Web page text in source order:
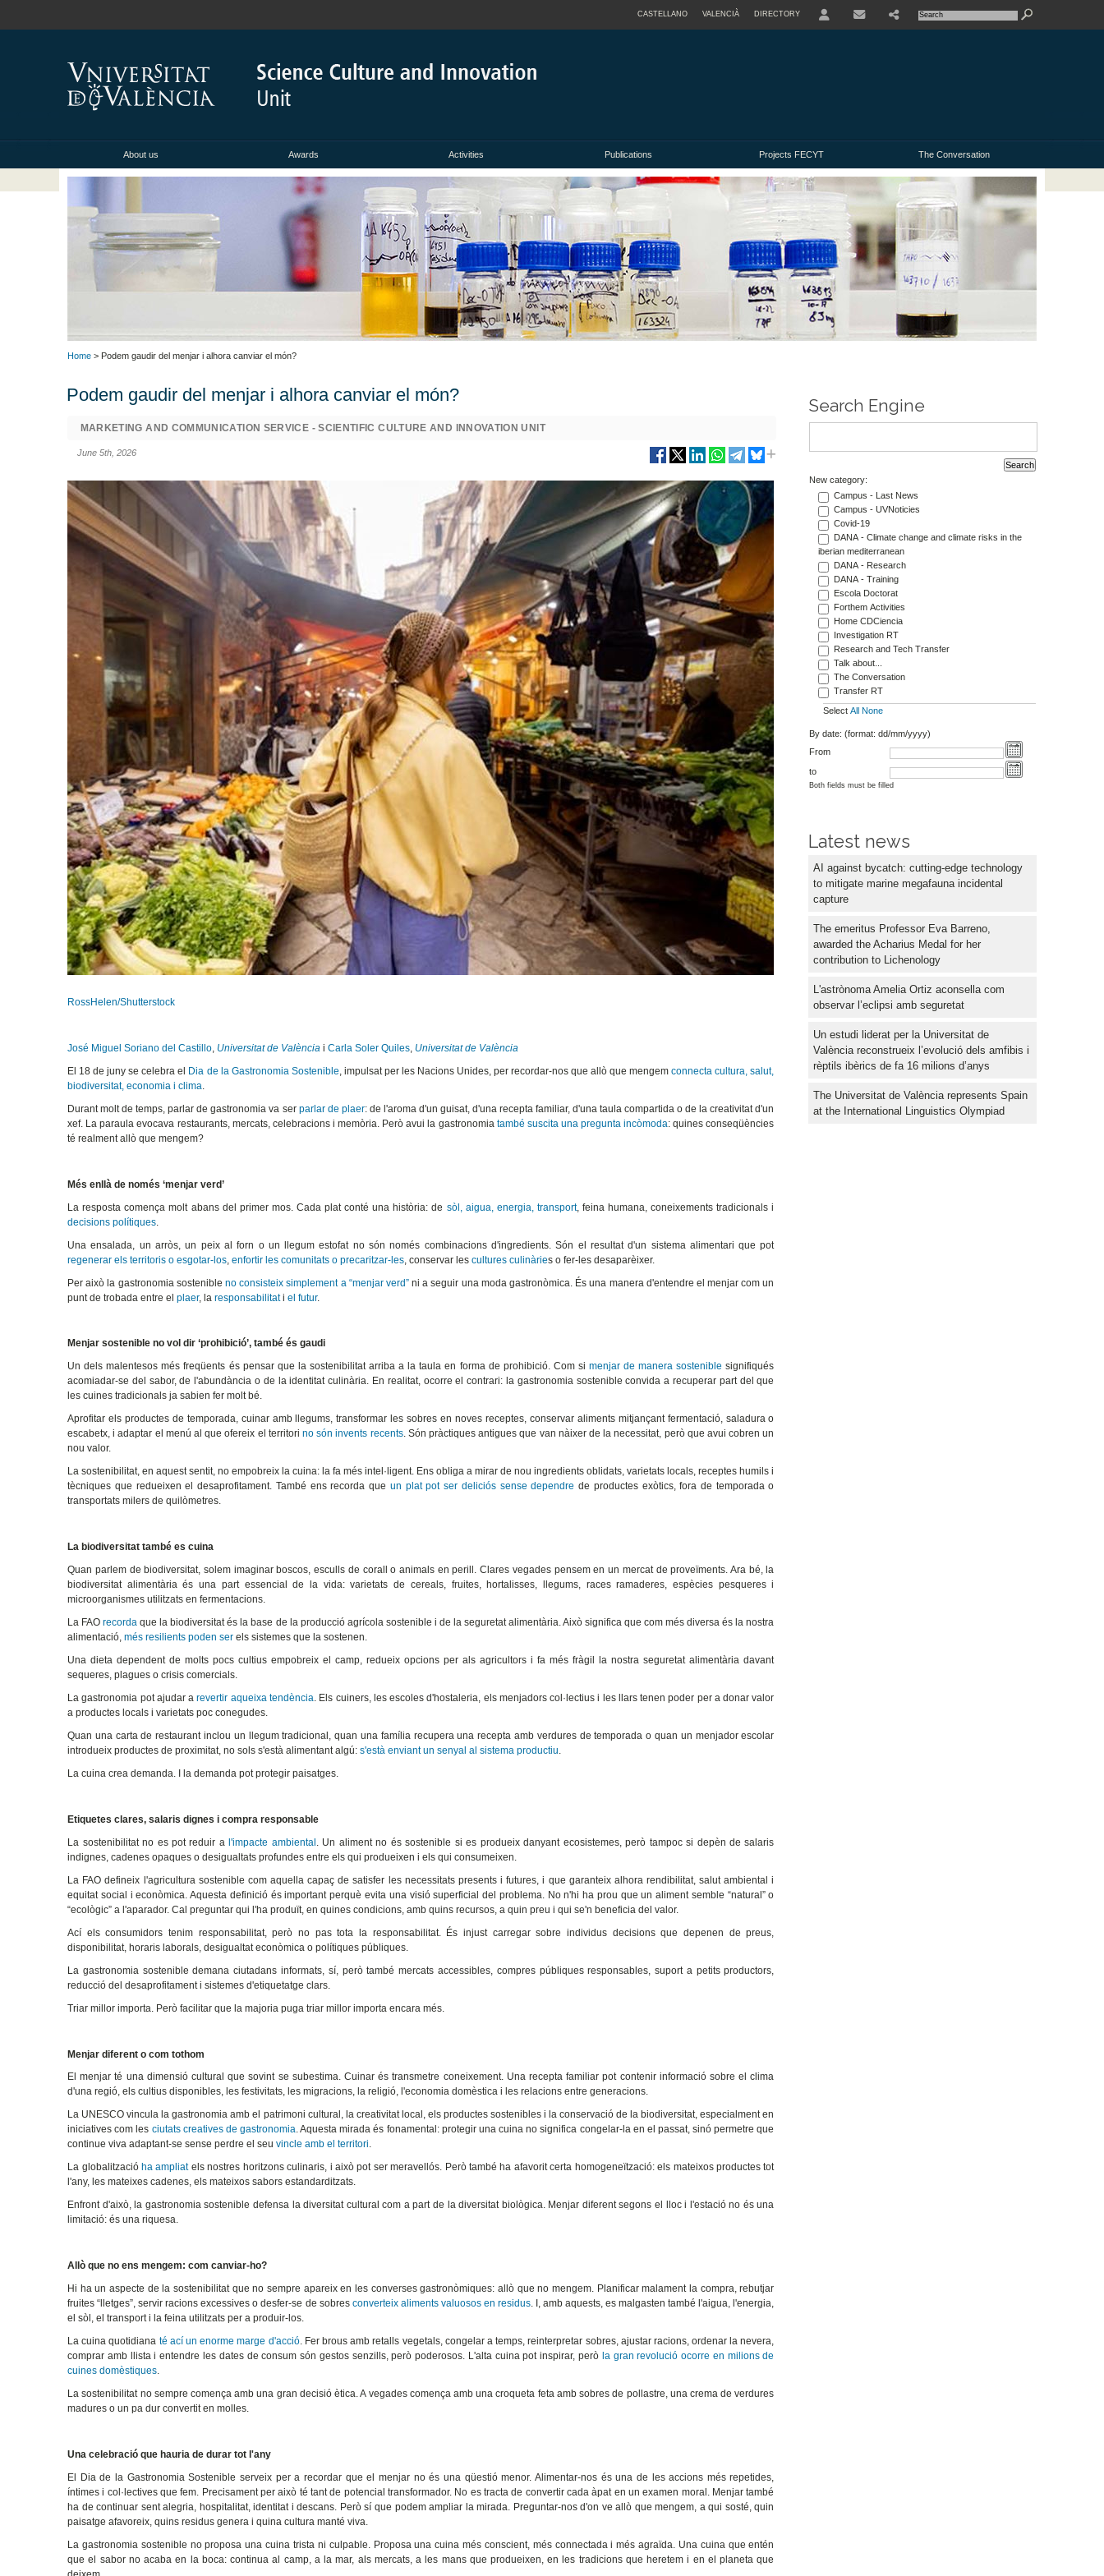
CASTELLANO VALENCIÀ DIRECTORY
About us Awards Activities Publications Projects FECYT The Conversation
Home > Podem gaudir del menjar i alhora canviar el món?
Podem gaudir del menjar i alhora canviar el món?
MARKETING AND COMMUNICATION SERVICE - SCIENTIFIC CULTURE AND INNOVATION UNIT
June 5th, 2026
RossHelen/Shutterstock
José Miguel Soriano del Castillo, Universitat de València iCarla Soler Quiles, Universitat de València
El 18 de juny se celebra el Dia de la Gastronomia Sostenible, impulsat per les Nacions Unides, per recordar-nos que allò que mengemconnecta cultura, salut,
biodiversitat, economia i clima.
Durant molt de temps, parlar de gastronomia va ser parlar de plaer: de l'aroma d'un guisat, d'una recepta familiar, d'una taula compartida o de la creativitat d'un
xef. La paraula evocava restaurants, mercats, celebracions i memòria. Però avui la gastronomia també suscita una pregunta incòmoda: quines conseqüències
té realment allò que mengem?
Més enllà de només ‘menjar verd’
La resposta comença molt abans del primer mos. Cada plat conté una història: de sòl, aigua, energia, transport, feina humana, coneixements tradicionals i
decisions polítiques
Una ensalada, un arròs, un peix al forn o un llegum estofat no són només combinacions d'ingredients. Són el resultat d'un sistema alimentari que pot
regenerar els territoris o esgotar-los ,enfortir les comunitats o precaritzar-les , conservar lescultures culinàries o fer-les desaparèixer.
Per això la gastronomia sostenible no consisteix simplement a “menjar verd”ni a seguir una moda gastronòmica. És una manera d'entendre el menjar com un
punt de trobada entre elplaer, laresponsabilitatiel futur.
Menjar sostenible no vol dir ‘prohibició’, també és gaudi
Un dels malentesos més freqüents és pensar que la sostenibilitat arriba a la taula en forma de prohibició. Com simenjar de manera sostenible signifiqués
acomiadar-se del sabor, de l'abundància o de la identitat culinària. En realitat, ocorre el contrari: la gastronomia sostenible convida a recuperar part del que
les cuines tradicionals ja sabien fer molt bé.
Aprofitar els productes de temporada, cuinar amb llegums, transformar les sobres en noves receptes, conservar aliments mitjançant fermentació, saladura o
escabetx, i adaptar el menú al que ofereix el territorino són invents recents. Són pràctiques antigues que van nàixer de la necessitat, però que avui cobren un
nou valor.
La sostenibilitat, en aquest sentit, no empobreix la cuina: la fa més intel·ligent. Ens obliga a mirar de nou ingredients oblidats, varietats locals, receptes humils i
tècniques que redueixen el desaprofitament. També ens recorda que un plat pot ser deliciós sense dependre de productes exòtics, fora de temporada o
transportats milers de quilòmetres.
La biodiversitat també es cuina
Quan parlem de biodiversitat, solem imaginar boscos, esculls de corall o animals en perill. Clares vegades pensem en un mercat de proveïments. Ara bé, la
biodiversitat alimentària és una part essencial de la vida: varietats de cereals, fruites, hortalisses, llegums, races ramaderes, espècies pesqueres i
microorganismes utilitzats en fermentacions.
La FAOrecorda que la biodiversitat és la base de la producció agrícola sostenible i de la seguretat alimentària. Això significa que com més diversa és la nostra
alimentació,més resilients poden ser els sistemes que la sostenen.
Una dieta dependent de molts pocs cultius empobreix el camp, redueix opcions per als agricultors i fa més fràgil la nostra seguretat alimentària davant
sequeres, plagues o crisis comercials.
La gastronomia pot ajudar arevertir aqueixa tendència. Els cuiners, les escoles d'hostaleria, els menjadors col·lectius i les llars tenen poder per a donar valor
a productes locals i varietats poc conegudes.
Quan una carta de restaurant inclou un llegum tradicional, quan una família recupera una recepta amb verdures de temporada o quan un menjador escolar
introdueix productes de proximitat, no sols s'està alimentant algú:s'està enviant un senyal al sistema productiu.
La cuina crea demanda. I la demanda pot protegir paisatges.
Etiquetes clares, salaris dignes i compra responsable
La sostenibilitat no es pot reduir al'impacte ambiental. Un aliment no és sostenible si es produeix danyant ecosistemes, però tampoc si depèn de salaris
indignes, cadenes opaques o desigualtats profundes entre els qui produeixen i els qui consumeixen.
La FAO defineix l'agricultura sostenible com aquella capaç de satisfer les necessitats presents i futures, i que garanteix alhora rendibilitat, salut ambiental i
equitat social i econòmica. Aquesta definició és important perquè evita una visió superficial del problema. No n'hi ha prou que un aliment semble “natural” o
“ecològic” a l'aparador. Cal preguntar qui l'ha produït, en quines condicions, amb quins recursos, a quin preu i qui se'n beneficia del valor.
Ací els consumidors tenim responsabilitat, però no pas tota la responsabilitat. És injust carregar sobre individus decisions que depenen de preus,
disponibilitat, horaris laborals, desigualtat econòmica o polítiques públiques.
La gastronomia sostenible demana ciutadans informats, sí, però també mercats accessibles, compres públiques responsables, suport a petits productors,
reducció del desaprofitament i sistemes d'etiquetatge clars.
Triar millor importa. Però facilitar que la majoria puga triar millor importa encara més.
Menjar diferent o com tothom
El menjar té una dimensió cultural que sovint se subestima. Cuinar és transmetre coneixement. Una recepta familiar pot contenir informació sobre el clima
d'una regió, els cultius disponibles, les festivitats, les migracions, la religió, l'economia domèstica i les relacions entre generacions.
La UNESCO vincula la gastronomia amb el patrimoni cultural, la creativitat local, els productes sostenibles i la conservació de la biodiversitat, especialment en
iniciatives com les ciutats creatives de gastronomia. Aquesta mirada és fonamental: protegir una cuina no significa congelar-la en el passat, sinó permetre que
continue viva adaptant-se sense perdre el seuvincle amb el territori.
La globalització ha ampliatels nostres horitzons culinaris, i això pot ser meravellós. Però també ha afavorit certa homogeneïtzació: els mateixos productes tot
l'any, les mateixes cadenes, els mateixos sabors estandarditzats.
Enfront d'això, la gastronomia sostenible defensa la diversitat cultural com a part de la diversitat biològica. Menjar diferent segons el lloc i l'estació no és una
limitació: és una riquesa.
Allò que no ens mengem: com canviar-ho?
Hi ha un aspecte de la sostenibilitat que no sempre apareix en les converses gastronòmiques: allò que no mengem. Planificar malament la compra, rebutjar
fruites “lletges”, servir racions excessives o desfer-se de sobres converteix aliments valuosos en residus. I, amb aquests, es malgasten també l'aigua, l'energia,
el sòl, el transport i la feina utilitzats per a produir-los.
La cuina quotidiana té ací un enorme marge d'acció. Fer brous amb retalls vegetals, congelar a temps, reinterpretar sobres, ajustar racions, ordenar la nevera,
comprar amb llista i entendre les dates de consum són gestos senzills, però poderosos. L'alta cuina pot inspirar, però la gran revolució ocorre en milions de
cuines domèstiques.
La sostenibilitat no sempre comença amb una gran decisió ètica. A vegades comença amb una croqueta feta amb sobres de pollastre, una crema de verdures
madures o un pa dur convertit en molles.
Una celebració que hauria de durar tot l'any
El Dia de la Gastronomia Sostenible serveix per a recordar que el menjar no és una qüestió menor. Alimentar-nos és una de les accions més repetides,
íntimes i col·lectives que fem. Precisament per això té tant de potencial transformador. No es tracta de convertir cada àpat en un examen moral. Menjar també
ha de continuar sent alegria, hospitalitat, identitat i descans. Però sí que podem ampliar la mirada. Preguntar-nos d'on ve allò que mengem, a qui sosté, quin
paisatge afavoreix, quins residus genera i quina cultura manté viva.
La gastronomia sostenible no proposa una cuina trista ni culpable. Proposa una cuina més conscient, més connectada i més agraïda. Una cuina que entén
que el sabor no acaba en la boca: continua al camp, a la mar, als mercats, a les mans que produeixen, en les tradicions que heretem i en el planeta que
Search Engine
New category:
Campus - Last News
Campus - UVNoticies
Covid-19
DANA - Climate change and climate risks in the
iberian mediterranean
DANA - Research
DANA - Training
Escola Doctorat
Forthem Activities
Home CDCiencia
Investigation RT
Research and Tech Transfer
Talk about...
The Conversation
Transfer RT
Select All None
By date: (format: dd/mm/yyyy)
From
to
Both fields must be filled
Latest news
AI against bycatch: cutting-edge technology
to mitigate marine megafauna incidental
capture
The emeritus Professor Eva Barreno,
awarded the Acharius Medal for her
contribution to Lichenology
L'astrònoma Amelia Ortiz aconsella com
observar l’eclipsi amb seguretat
Un estudi liderat per la Universitat de
València reconstrueix l’evolució dels amfibis i
rèptils ibèrics de fa 16 milions d’anys
The Universitat de València represents Spain
at the International Linguistics Olympiad